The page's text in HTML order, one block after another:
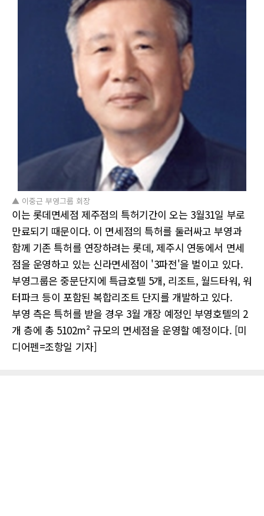
▲ 이중근 부영그룹 회장
이는 롯데면세점 제주점의 특허기간이 오는 3월31일 부로
만료되기 때문이다. 이 면세점의 특허를 둘러싸고 부영과
함께 기존 특허를 연장하려는 롯데, 제주시 연동에서 면세
점을 운영하고 있는 신라면세점이 '3파전'을 벌이고 있다.
부영그룹은 중문단지에 특급호텔 5개, 리조트, 월드타워, 워
터파크 등이 포함된 복합리조트 단지를 개발하고 있다.
부영 측은 특허를 받을 경우 3월 개장 예정인 부영호텔의 2
개 층에 총 5102m² 규모의 면세점을 운영할 예정이다. [미
디어펜=조항일 기자]